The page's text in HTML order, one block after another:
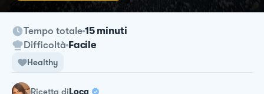
Tempo totale 15 minuti
Difficoltà Facile
Healthy
ricetta diLoca